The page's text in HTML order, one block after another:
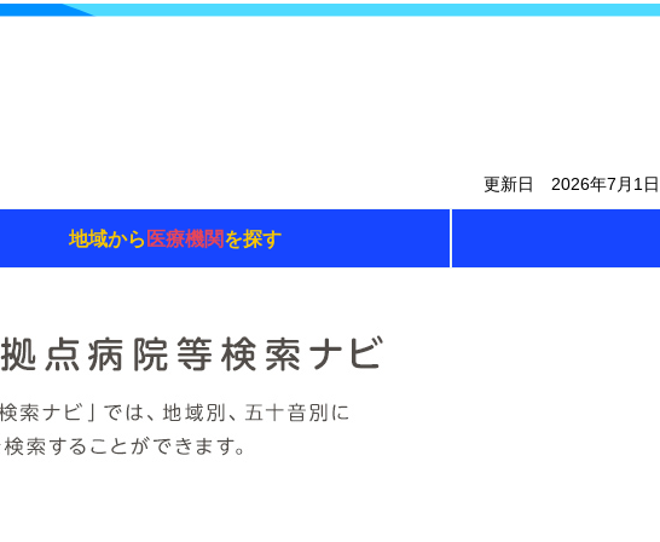
更新日 2026年7月1日
地域から 医療機関を探す